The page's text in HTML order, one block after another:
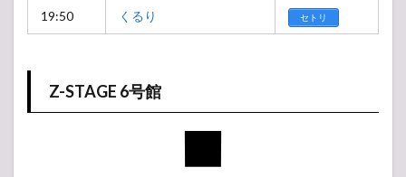
19:50 くるり セトリ
Z-STAGE 6号館